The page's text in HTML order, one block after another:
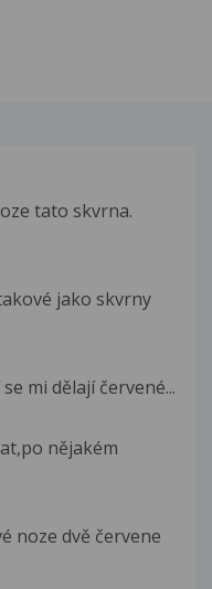
tato skvrna.
jako skvrny
mi dělají červené...
nějakém
noze dvě červene